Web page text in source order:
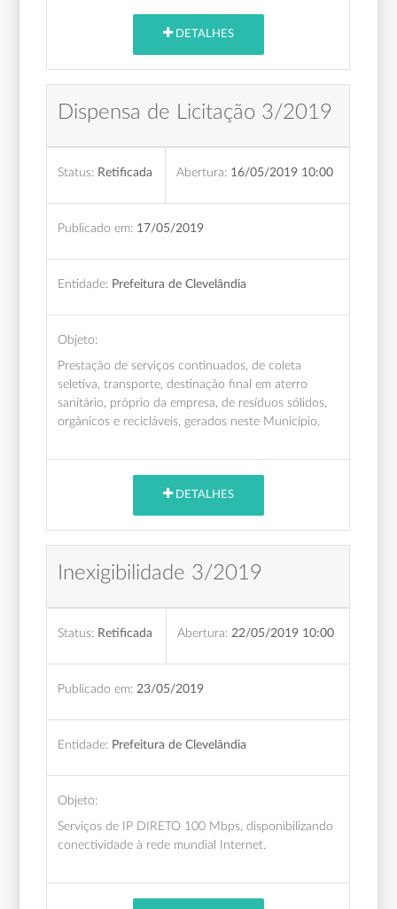
DETALHES
Dispensa de Licitação 3/2019
Status: Retificada Abertura: 16/05/2019 10:00
Publicado em: 17/05/2019
Entidade: Prefeitura de Clevelândia
Objeto:
Prestação de serviços continuados, de coleta
seletiva, transporte, destinação final em aterro
sanitário, próprio da empresa, de resíduos sólidos,
orgânicos e recicláveis, gerados neste Município.
DETALHES
Inexigibilidade 3/2019
Status: Retificada Abertura: 22/05/2019 10:00
Publicado em: 23/05/2019
Entidade: Prefeitura de Clevelândia
Objeto:
Serviços de IP DIRETO 100 Mbps, disponibilizando
conectividade à rede mundial Internet.